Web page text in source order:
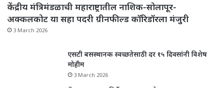
केंद्रीय मंत्रिमंडळाची महाराष्ट्रातील नाशिक-सोलापूर-
अक्कलकोट या सहा पदरी ग्रीनफील्ड कॉरिडॉरला मंजुरी
3 March 2026
एसटी बसस्थानक स्वच्छतेसाठी दर १५ दिवसांनी विशेष
मोहीम
3 March 2026